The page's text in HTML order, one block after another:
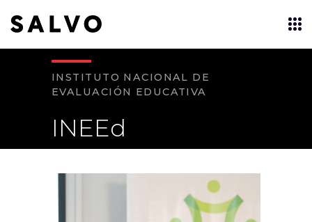
INSTITUTO NACIONAL DE
EVALUACIÓN EDUCATIVA
INEEd